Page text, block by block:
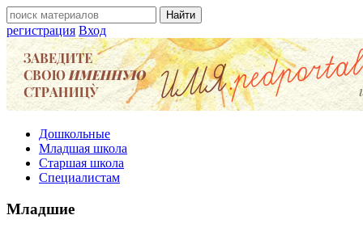
регистрация Вход
Дошкольные
Младшая школа
Старшая школа
Специалистам
Младшие